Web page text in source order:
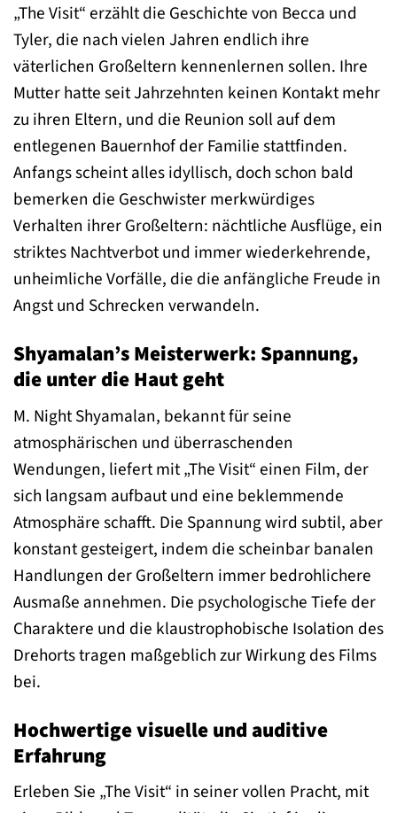
„The Visit“ erzählt die Geschichte von Becca und
Tyler, die nach vielen Jahren endlich ihre
väterlichen Großeltern kennenlernen sollen. Ihre
Mutter hatte seit Jahrzehnten keinen Kontakt mehr
zu ihren Eltern, und die Reunion soll auf dem
entlegenen Bauernhof der Familie stattfinden.
Anfangs scheint alles idyllisch, doch schon bald
bemerken die Geschwister merkwürdiges
Verhalten ihrer Großeltern: nächtliche Ausflüge, ein
striktes Nachtverbot und immer wiederkehrende,
unheimliche Vorfälle, die die anfängliche Freude in
Angst und Schrecken verwandeln.
Shyamalan’s Meisterwerk: Spannung,
die unter die Haut geht
M. Night Shyamalan, bekannt für seine
atmosphärischen und überraschenden
Wendungen, liefert mit „The Visit“ einen Film, der
sich langsam aufbaut und eine beklemmende
Atmosphäre schafft. Die Spannung wird subtil, aber
konstant gesteigert, indem die scheinbar banalen
Handlungen der Großeltern immer bedrohlichere
Ausmaße annehmen. Die psychologische Tiefe der
Charaktere und die klaustrophobische Isolation des
Drehorts tragen maßgeblich zur Wirkung des Films
bei.
Hochwertige visuelle und auditive
Erfahrung
Erleben Sie „The Visit“ in seiner vollen Pracht, mit